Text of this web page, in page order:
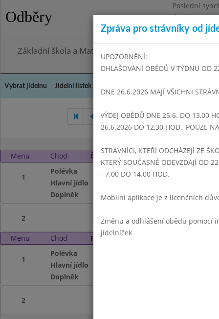
Odběry
Poslední
Úterý
Omezení
Základní škola a Mateřská škola Dr. Edvarda Beneše,
Vybrat jídelnu Jídelní lístek
Duben 2006 Květen 2006
Menu Chod Čtvrtek 1. 6. 2006 (11:00 - 13:59)
1
Polévka
Rajská s vločkami
Hlavní jídlo
Doplněk
Ovoce, Čaj, koktejl
2
Menu Chod Pátek 2. 6. 2006 (11:00 - 13:59)
1
Polévka
Hlavní jídlo
Doplněk
2
Zpráva pro strávníky od
UPOZORNĚNÍ:
DHLAŠOVÁNÍ OBĚDŮ V TÝDNU OD
DNE 26.6.2026 MAJÍ VŠICHNI
vÝDEJ OBĚDŮ DNE 25.6. DO 13,00
26.6.2026 DO 12,30 HOD., POUZE
STRÁVNÍCI, KTEŘÍ ODCHÁZEJÍ ZE
KTERÝ SOUČASNĚ ODEVZDAJÍ OD
- 7.00 DO 14.00 HOD.
Mobilní aplikace je z licenčních
Změnu a odhlášení obědů pomocí
jídelníček